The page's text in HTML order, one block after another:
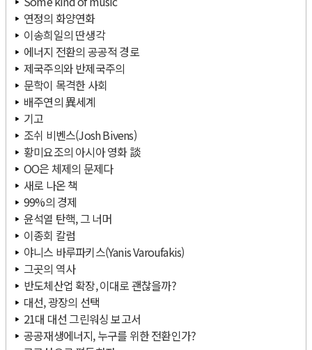
연정의 화양연화
이송희일의 딴생각
에너지 전환의 공공적 경로
제국주의와 반제국주의
문학이 목격한 사회
배주연의 異세계
기고
조쉬 비벤스(Josh Bivens)
황미요조의 아시아 영화 談
OO은 체제의 문제다
새로 나온 책
99%의 경제
윤석열 탄핵, 그 너머
이종회 칼럼
야니스 바루파키스(Yanis Varoufakis)
그곳의 역사
반도체산업 확장, 이대로 괜찮을까?
대선, 광장의 선택
21대 대선 그린워싱 보고서
공공재생에너지, 누구를 위한 전환인가?